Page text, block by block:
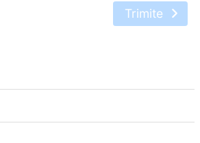
Trimite